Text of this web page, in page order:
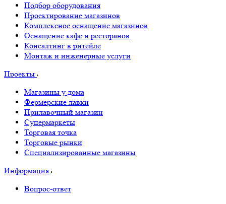
Подбор оборудования
Проектирование магазинов
Комплексное оснащение магазинов
Оснащение кафе и ресторанов
Консалтинг в ритейле
Монтаж и инженерные услуги
Проекты
Магазины у дома
Фермерские лавки
Прилавочный магазин
Супермаркеты
Торговая точка
Торговые рынки
Специализированные магазины
Информация
Вопрос-ответ